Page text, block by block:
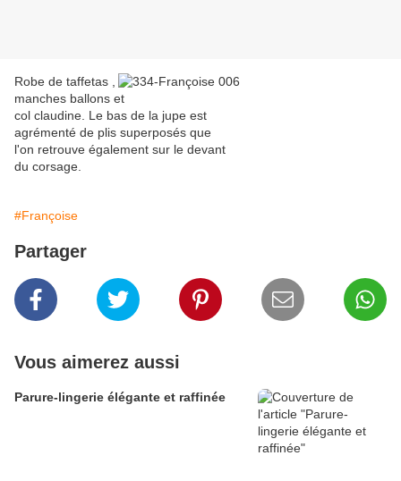
Robe de taffetas ,
manches ballons et
col claudine. Le bas de la jupe est
agrémenté de plis superposés que
l'on retrouve également sur le devant
du corsage.
#Françoise
Partager
Vous aimerez aussi
Parure-lingerie élégante et raffinée